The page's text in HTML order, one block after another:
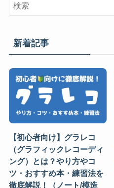
新着記事
【初心者向け】グラレコ
（グラフィックレコーディ
ング）とは？やり方やコ
ツ・おすすめ本・練習法を
徹底解説！（ノート/模造